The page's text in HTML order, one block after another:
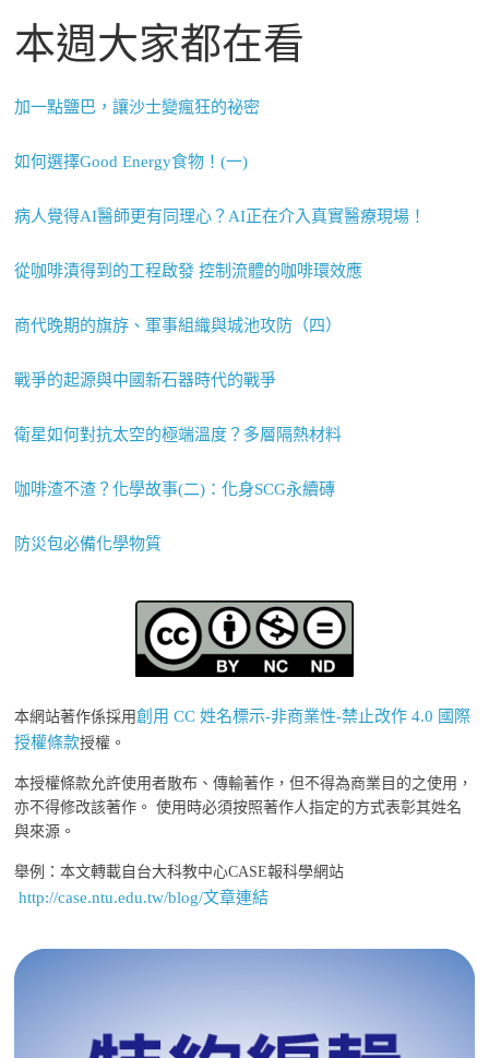
本週大家都在看
加一點鹽巴，讓沙士變瘋狂的祕密
如何選擇Good Energy食物！(一)
病人覺得AI醫師更有同理心？AI正在介入真實醫療現場！
從咖啡漬得到的工程啟發 控制流體的咖啡環效應
商代晚期的旗斿、軍事組織與城池攻防（四）
戰爭的起源與中國新石器時代的戰爭
衛星如何對抗太空的極端溫度？多層隔熱材料
咖啡渣不渣？化學故事(二)：化身SCG永續磚
防災包必備化學物質
本網站著作係採用創用 CC 姓名標示-非商業性-禁止改作 4.0 國際
授權條款授權。
本授權條款允許使用者散布、傳輸著作，但不得為商業目的之使用，
亦不得修改該著作。 使用時必須按照著作人指定的方式表彰其姓名
與來源。
舉例：本文轉載自台大科教中心CASE報科學網站
http://case.ntu.edu.tw/blog/文章連結